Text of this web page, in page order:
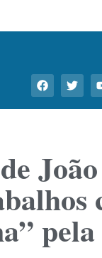
João